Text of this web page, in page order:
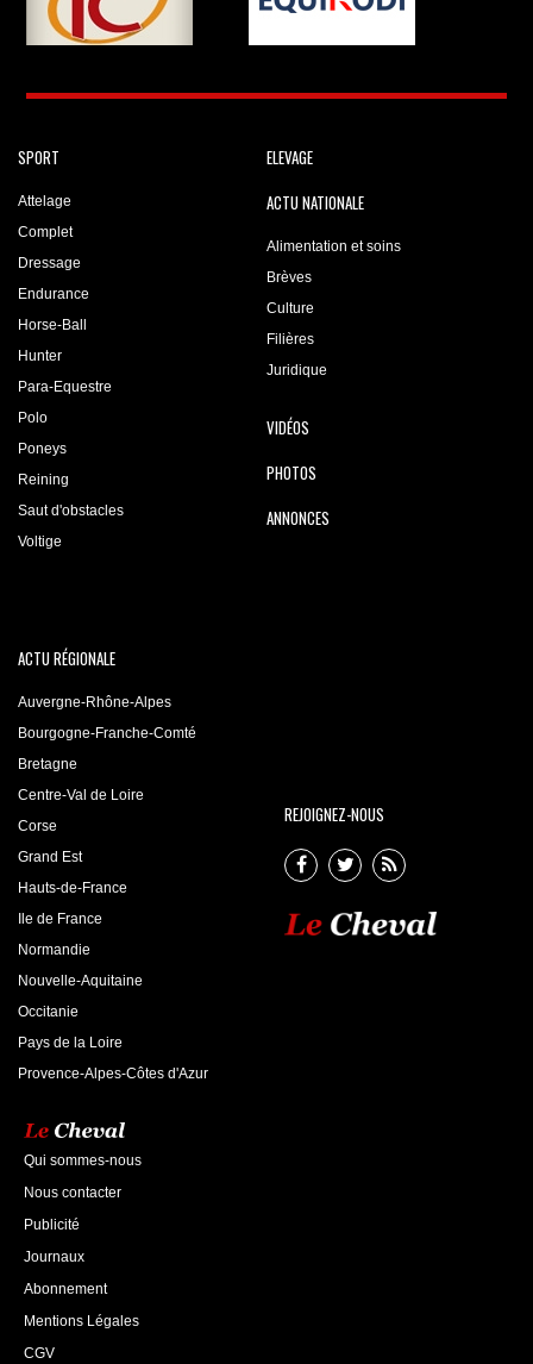
SPORT
Attelage
Complet
Dressage
Endurance
Horse-Ball
Hunter
Para-Equestre
Polo
Poneys
Reining
Saut d'obstacles
Voltige
ELEVAGE
ACTU NATIONALE
Alimentation et soins
Brèves
Culture
Filières
Juridique
VIDÉOS
PHOTOS
ANNONCES
ACTU RÉGIONALE
Auvergne-Rhône-Alpes
Bourgogne-Franche-Comté
Bretagne
Centre-Val de Loire
Corse
Grand Est
Hauts-de-France
Ile de France
Normandie
Nouvelle-Aquitaine
Occitanie
Pays de la Loire
Provence-Alpes-Côtes d'Azur
REJOIGNEZ-NOUS
Qui sommes-nous
Nous contacter
Publicité
Journaux
Abonnement
Mentions Légales
CGV